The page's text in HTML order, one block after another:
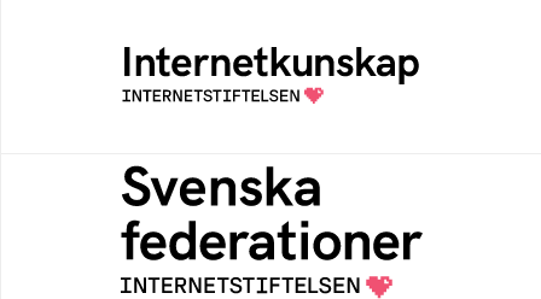
Samlad kunskap som hjälper dig att bli en
säker och medveten internetanvändare
Svenska federationer
Grunden för medlemskap i en sektors- eller
kontextspecifik federation